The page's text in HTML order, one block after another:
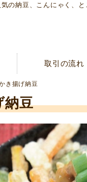
の納豆、こんにゃく、
取引の流れ
き揚げ納豆
納豆
ギャラリー
の取り組み
当者紹介
イトマップ